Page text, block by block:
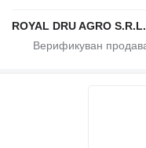
ROYAL DRU AGRO S.R.L.